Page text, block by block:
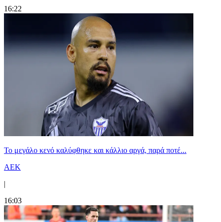
16:22
Το μεγάλο κενό καλύφθηκε και κάλλιο αργά, παρά ποτέ...
ΑΕΚ
|
16:03